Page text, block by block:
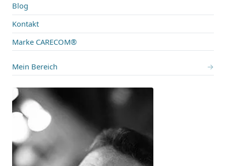
Blog
Kontakt
Marke CARECOM®
Mein Bereich →